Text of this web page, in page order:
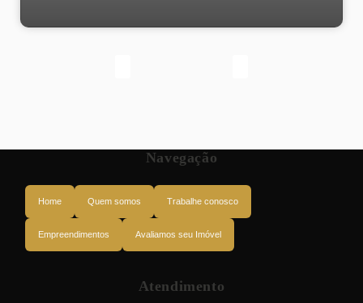
Rua Mendes Tavares, 20560-050, Vila Isabel, Rio de Janeiro, Rio de
Navegação
Home Quem somos Trabalhe conosco
Empreendimentos Avaliamos seu Imóvel
Atendimento